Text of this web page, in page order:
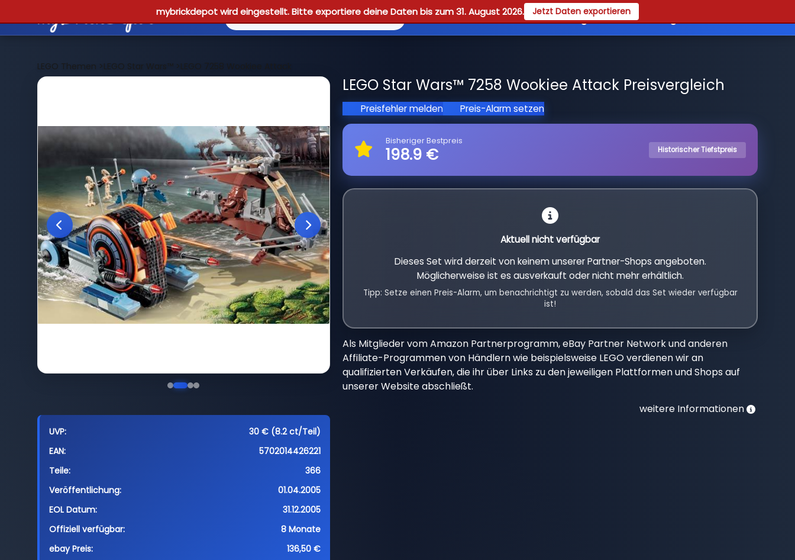
mybrickdepot wird eingestellt. Bitte exportiere deine Daten bis zum 31. August 2026. Jetzt Daten exportieren
Reviews Guides Registrieren
LEGO Themen >LEGO Star Wars™>LEGO 7258 Wookiee Attack
UVP:
30 € (8.2 ct/Teil)
EAN:
5702014426221
Teile:
366
Veröffentlichung:
01.04.2005
EOL Datum:
31.12.2005
Offiziell verfügbar:
8 Monate
ebay Preis:
136,50 €
LEGO Star Wars™ 7258 Wookiee Attack Preisvergleich
Preisfehler melden Preis-Alarm setzen
Bisheriger Bestpreis
198.9 € Historischer Tiefstpreis
Aktuell nicht verfügbar
Dieses Set wird derzeit von keinem unserer Partner-Shops angeboten.
Möglicherweise ist es ausverkauft oder nicht mehr erhältlich.
Tipp: Setze einen Preis-Alarm, um benachrichtigt zu werden, sobald das Set wieder verfügbar
ist!
Als Mitglieder vom Amazon Partnerprogramm, eBay Partner Network und anderen
Affiliate-Programmen von Händlern wie beispielsweise LEGO verdienen wir an
qualifizierten Verkäufen, die ihr über Links zu den jeweiligen Plattformen und Shops auf
unserer Website abschließt.
weitere Informationen